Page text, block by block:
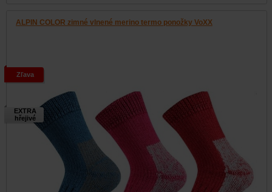
ALPIN COLOR zimné vlnené merino termo ponožky VoXX
EXTRA
hřejivé
Zľava